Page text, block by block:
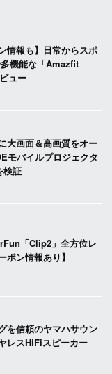
情報も】日常からスポ
機能な「Amazfit
ュー
大画面＆高画質をオー
モバイルプロジェクタ
検証
「Clip2」全方位レ
ポン情報あり】
を信頼のヤマハサウン
レスHiFiスピーカー